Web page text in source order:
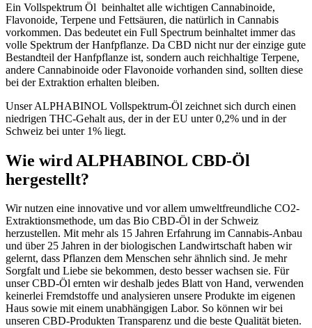
Ein Vollspektrum Öl beinhaltet alle wichtigen Cannabinoide,
Flavonoide, Terpene und Fettsäuren, die natürlich in Cannabis
vorkommen. Das bedeutet ein Full Spectrum beinhaltet immer das
volle Spektrum der Hanfpflanze. Da CBD nicht nur der einzige gute
Bestandteil der Hanfpflanze ist, sondern auch reichhaltige Terpene,
andere Cannabinoide oder Flavonoide vorhanden sind, sollten diese
bei der Extraktion erhalten bleiben.
Unser ALPHABINOL Vollspektrum-Öl zeichnet sich durch einen
niedrigen THC-Gehalt aus, der in der EU unter 0,2% und in der
Schweiz bei unter 1% liegt.
Wie wird ALPHABINOL CBD-Öl
hergestellt?
Wir nutzen eine innovative und vor allem umweltfreundliche CO2-
Extraktionsmethode, um das Bio CBD-Öl in der Schweiz
herzustellen. Mit mehr als 15 Jahren Erfahrung im Cannabis-Anbau
und über 25 Jahren in der biologischen Landwirtschaft haben wir
gelernt, dass Pflanzen dem Menschen sehr ähnlich sind. Je mehr
Sorgfalt und Liebe sie bekommen, desto besser wachsen sie. Für
unser CBD-Öl ernten wir deshalb jedes Blatt von Hand, verwenden
keinerlei Fremdstoffe und analysieren unsere Produkte im eigenen
Haus sowie mit einem unabhängigen Labor. So können wir bei
unseren CBD-Produkten Transparenz und die beste Qualität bieten.